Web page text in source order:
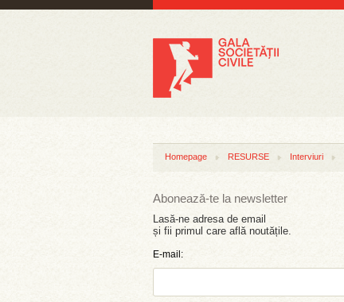
Homepage RESURSE Interviuri
Abonează-te la newsletter
Lasă-ne adresa de email
și fii primul care află noutățile.
E-mail: